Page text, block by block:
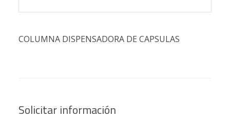
COLUMNA DISPENSADORA DE CAPSULAS
Solicitar información